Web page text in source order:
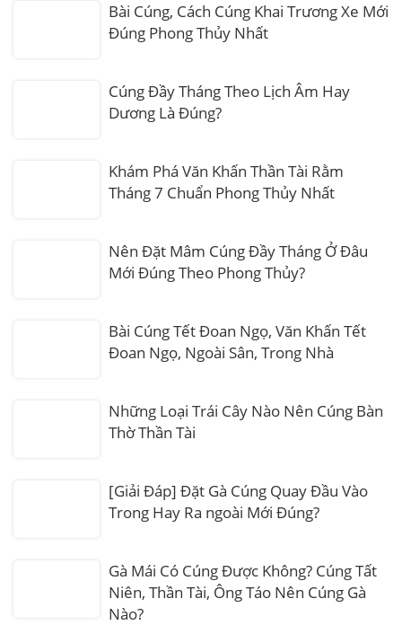
Bài Cúng, Cách Cúng Khai Trương Xe Mới
Đúng Phong Thủy Nhất
Cúng Đầy Tháng Theo Lịch Âm Hay
Dương Là Đúng?
Khám Phá Văn Khấn Thần Tài Rằm
Tháng 7 Chuẩn Phong Thủy Nhất
Nên Đặt Mâm Cúng Đầy Tháng Ở Đâu
Mới Đúng Theo Phong Thủy?
Bài Cúng Tết Đoan Ngọ, Văn Khấn Tết
Đoan Ngọ, Ngoài Sân, Trong Nhà
Những Loại Trái Cây Nào Nên Cúng Bàn
Thờ Thần Tài
[Giải Đáp] Đặt Gà Cúng Quay Đầu Vào
Trong Hay Ra ngoài Mới Đúng?
Gà Mái Có Cúng Được Không? Cúng Tất
Niên, Thần Tài, Ông Táo Nên Cúng Gà
Nào?